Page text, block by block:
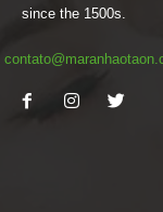
since the 1500s.